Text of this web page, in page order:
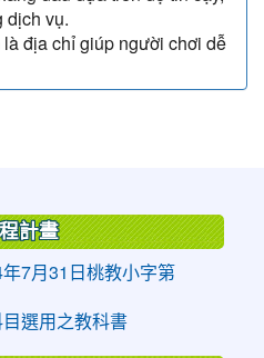
dịch vụ.
địa chỉ giúp người chơi dễ
計畫
7月31日桃教小字第
選用之教科書